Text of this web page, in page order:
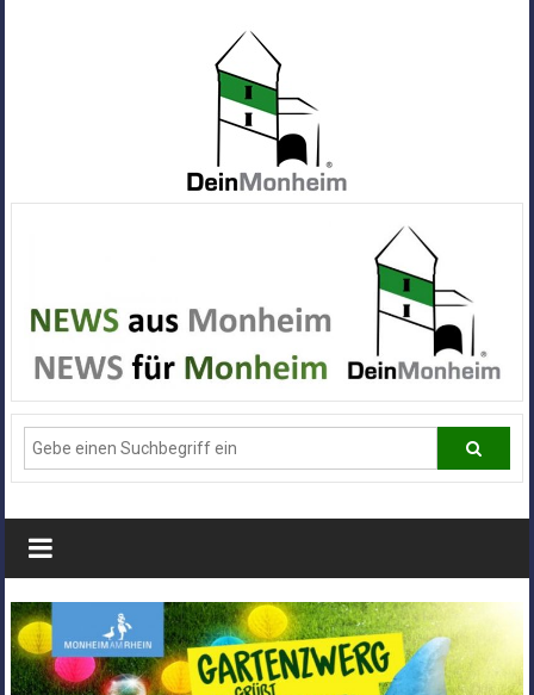
Alle
News
aus
Deiner
Stadt
Monheim